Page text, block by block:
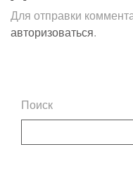
Для отправки
авторизоваться.
Поиск